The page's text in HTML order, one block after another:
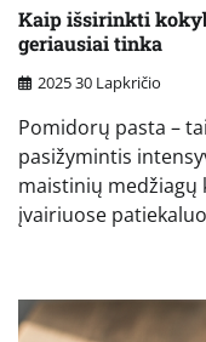
Kaip išsirinkti
geriausiai tinka
2025 30 Lapkričio
Pomidorų pasta –
pasižymintis
maistinių medžiagų
įvairiuose